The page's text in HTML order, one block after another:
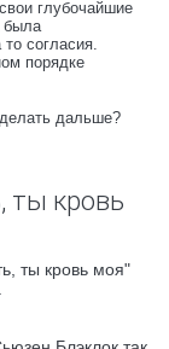
глубочайшие
была
согласия.
порядке
дальше?
ты кровь
ты кровь моя"